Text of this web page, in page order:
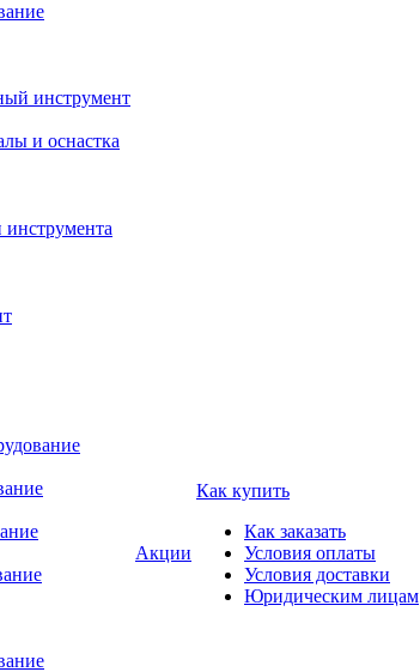
инструмент
и оснастка
Акции
Как купить
Как заказать
Условия оплаты
Условия доставки
Юридическим лицам